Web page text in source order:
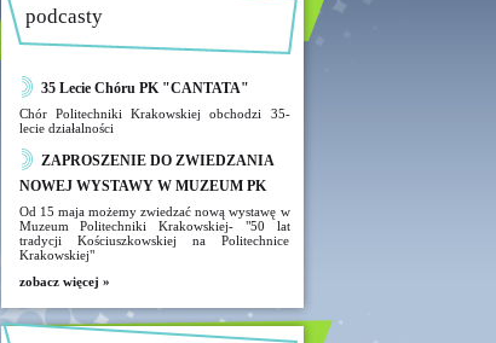
podcasty
35 Lecie Chóru PK "CANTATA"
Chór Politechniki Krakowskiej obchodzi 35-
lecie działalności
ZAPROSZENIE DO ZWIEDZANIA
NOWEJ WYSTAWY W MUZEUM PK
Od 15 maja możemy zwiedzać nową wystawę w
Muzeum Politechniki Krakowskiej- "50 lat
tradycji Kościuszkowskiej na Politechnice
Krakowskiej"
zobacz więcej »